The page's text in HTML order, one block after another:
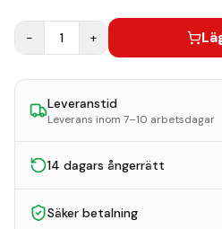
− 1 +
Leveranstid
Leverans inom 7–10 arbetsdagar
14 dagars ångerrätt
Säker betalning